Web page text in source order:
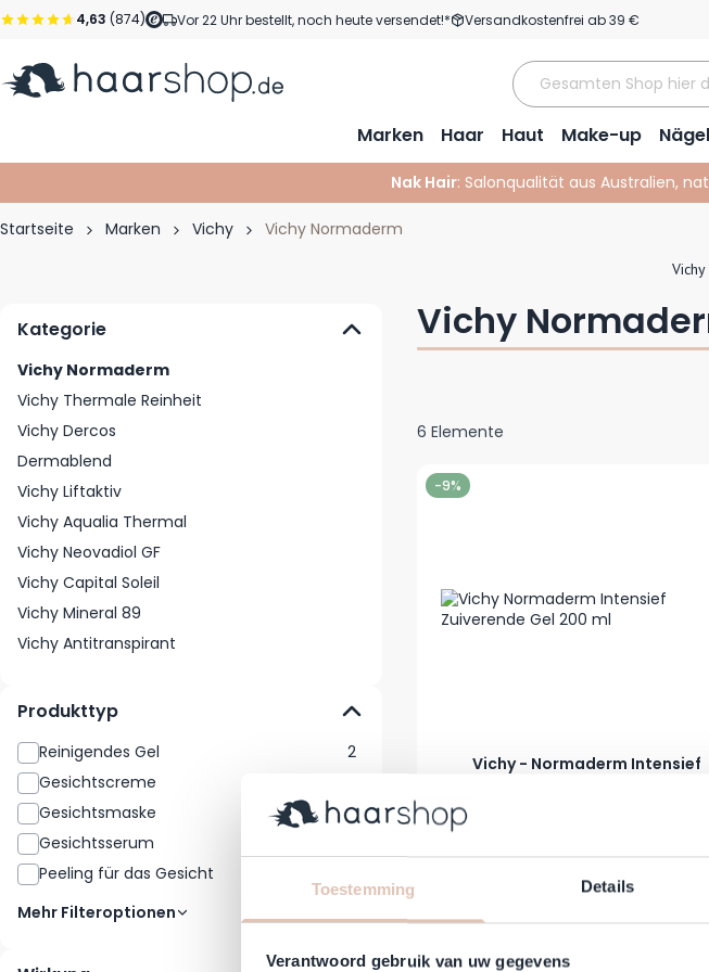
Toestemming Details
Verantwoord gebruik van uw gegevens
Zum Inhalt springen
4,63 (874) Vor 22 Uhr bestellt, noch heute versendet!* Versandkostenfrei ab 39 €
Marken Haar Haut Make-up Nägel
Nak Hair: Salonqualität aus Australien,
Startseite Marken Vichy Vichy Normaderm
Vichy
Kategorie
Vichy Normaderm
Vichy Thermale Reinheit
Vichy Dercos
Dermablend
Vichy Liftaktiv
Vichy Aqualia Thermal
Vichy Neovadiol GF
Vichy Capital Soleil
Vichy Mineral 89
Vichy Antitranspirant
Produkttyp
Reinigendes Gel
2
Gesichtscreme
Gesichtsmaske
1
Gesichtsserum
Peeling für das Gesicht
Mehr Filteroptionen
6 Elemente
-9%
Vichy - Normaderm Intensief
Regulärer Preis
15,50 €
Auf Lager